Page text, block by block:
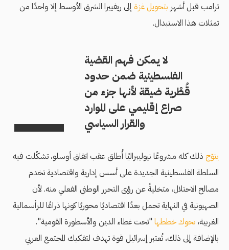
ترامب قبل أشهر بتحويل غزة إلى ريفييرا الشرق الأوسط إلا واحدًا من
تمثلات هذا الاستبدال.
لا يمكن فهم القضية
الفلسطينية ضمن حدود
قُطْرية ضيقة لأنها جزء من
صراع إقليمي على الموارد
والقرار السياسي
يتوّج ذلك كله مشروعًا نيوليبراليًا أُطلق عقب اتفاق أوسلو، تشكّلت فيه
السلطة الفلسطينية الجديدة على أسس إدارية واقتصادية تخدم
مصالح الاحتلال، متخليةً عن رؤى التحرر الوطني الفعلي منه. لأن
الصهيونية في النهاية تحمل بعدًا اقتصاديًا محوريًا كونها ذراعًا للرأسمالية
الغربية، تحوك خططها "تحت غطاء الدين والأسطورة القومية".
بالإضافة إلى ذلك، تُعتبر إسرائيل قوة تهدف لتفكيك المجتمع العربي